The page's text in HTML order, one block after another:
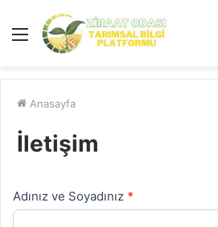
Menü
Anasayfa
İletişim
İletişim
Adınız ve Soyadınız *